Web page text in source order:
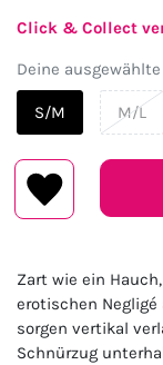
Click & Collect
Deine ausgewählte
S/M M/L
Zart wie ein
erotischen
sorgen vertikal
Schnürzug